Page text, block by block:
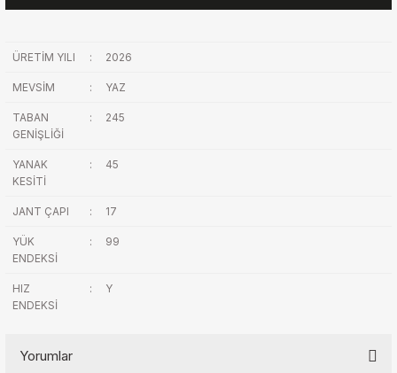
ÜRETİM YILI : 2026
MEVSİM : YAZ
TABAN
GENİŞLİĞİ
: 245
YANAK
KESİTİ
: 45
JANT ÇAPI : 17
YÜK
ENDEKSİ
: 99
HIZ
ENDEKSİ
: Y
Yorumlar